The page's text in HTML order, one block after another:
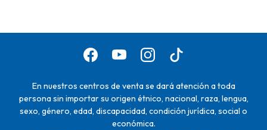
En nuestros centros de venta se dará atención a toda
persona sin importar su origen étnico, nacional, raza, lengua,
sexo, género, edad, discapacidad, condición jurídica, social o
económica.